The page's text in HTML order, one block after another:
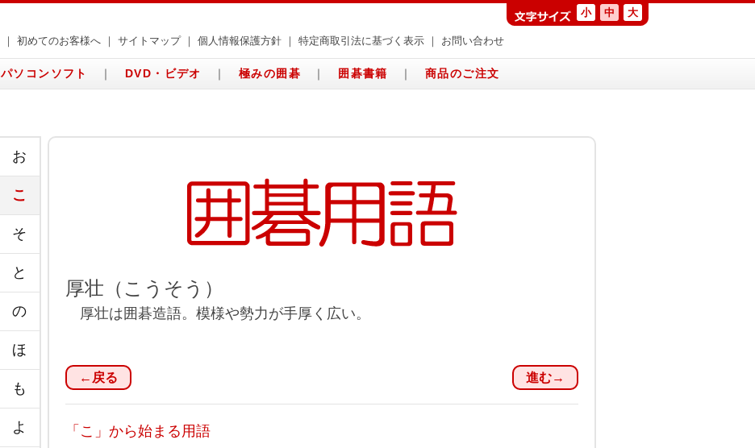
小 中 大
初めてのお客様へ サイトマップ 個人情報保護方針 特定商取引法に基づく表示 お問い合わせ
パソコンソフト ｜ DVD・ビデオ ｜ 極みの囲碁 ｜ 囲碁書籍 ｜商品のご注文
お
こ
そ
と
の
ほ
も
よ
厚壮（こうそう）
厚壮は囲碁造語。模様や勢力が手厚く広い。
←戻る 進む→
「こ」から始まる用語